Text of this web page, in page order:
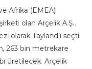
Afrika (EMEA)
olan Arçelik A.Ş.,
olarak Tayland’ı seçti.
263 bin metrekare
üretilecek. Arçelik